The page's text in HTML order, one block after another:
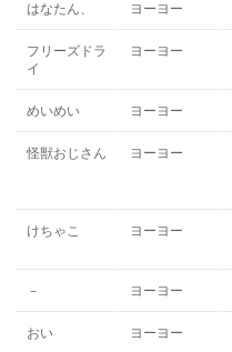
はなたん、 ヨーヨー
フリーズドラ
イ
ヨーヨー
めいめい ヨーヨー
怪獣おじさん ヨーヨー
けちゃこ ヨーヨー
－ ヨーヨー
おい ヨーヨー